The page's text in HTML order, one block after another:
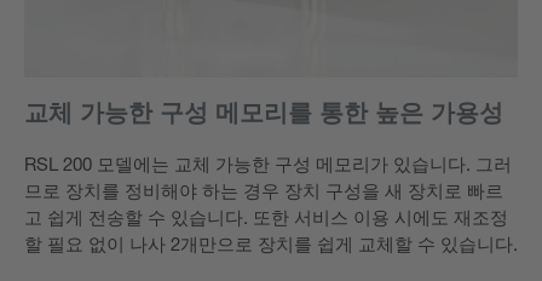
교체 가능한 구성 메모리를 통한 높은 가용성
RSL 200 모델에는 교체 가능한 구성 메모리가 있습니다. 그러
므로 장치를 정비해야 하는 경우 장치 구성을 새 장치로 빠르
고 쉽게 전송할 수 있습니다. 또한 서비스 이용 시에도 재조정
할 필요 없이 나사 2개만으로 장치를 쉽게 교체할 수 있습니다.